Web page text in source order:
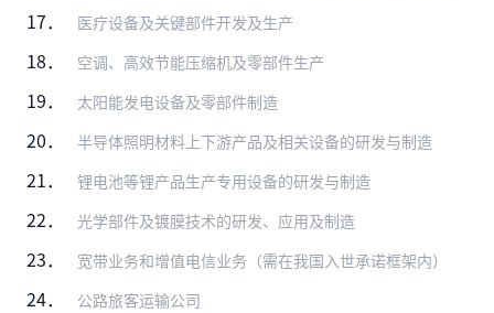
17． 医疗设备及关键部件开发及生产
18． 空调、高效节能压缩机及零部件生产
19． 太阳能发电设备及零部件制造
20． 半导体照明材料上下游产品及相关设备的研发与制造
21． 锂电池等锂产品生产专用设备的研发与制造
22． 光学部件及镀膜技术的研发、应用及制造
23． 宽带业务和增值电信业务（需在我国入世承诺框架内）
24． 公路旅客运输公司